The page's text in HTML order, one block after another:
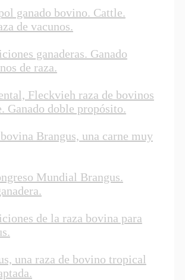
ganado bovino. Cattle.
de vacunos.
ganaderas. Ganado
de raza.
Fleckvieh raza de bovinos
Ganado doble propósito.
Brangus, una carne muy
Mundial Brangus.
de la raza bovina para
una raza de bovino tropical